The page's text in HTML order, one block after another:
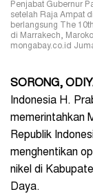
Penjabat Gubernur
setelah Raja Ampat
berlangsung The
di Marrakech,
mongabay.co.id
SORONG,
Indonesia H.
memerintahkan
Republik
menghentikan
nikel di
Daya.